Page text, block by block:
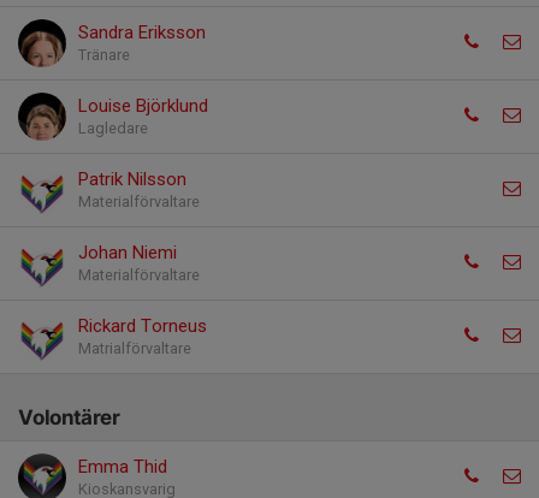
Sandra Eriksson
Tränare
Louise Björklund
Lagledare
Patrik Nilsson
Materialförvaltare
Johan Niemi
Materialförvaltare
Rickard Torneus
Matrialförvaltare
Volontärer
Emma Thid
Kioskansvarig